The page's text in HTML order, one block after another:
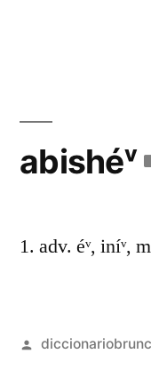
abishéᵛ
1. adv. éᵛ, iníᵛ,